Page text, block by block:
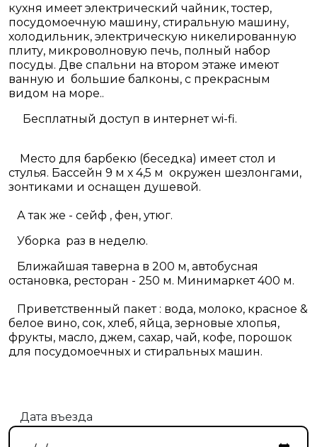
кухня имеет электрический чайник, тостер,
посудомоечную машину, стиральную машину,
холодильник, электрическую никелированную
плиту, микроволновую печь, полный набор
посуды. Две спальни на втором этаже имеют
ванную и большие балконы, с прекрасным
видом на море..
Бесплатный доступ в интернет wi-fi.
Место для барбекю (беседка) имеет стол и
стулья. Бассейн 9 м х 4,5 м окружен шезлонгами,
зонтиками и оснащен душевой.
А так же - сейф , фен, утюг.
Уборка раз в неделю.
Ближайшая таверна в 200 м, автобусная
остановка, ресторан - 250 м. Минимаркет 400 м.
Приветственный пакет : вода, молоко, красное &
белое вино, сок, хлеб, яйца, зерновые хлопья,
фрукты, масло, джем, сахар, чай, кофе, порошок
для посудомоечных и стиральных машин.
Дата въезда